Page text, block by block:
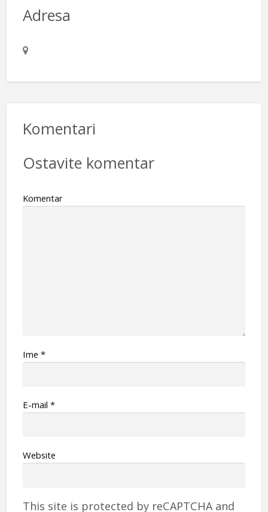
Adresa
Komentari
Ostavite komentar
Komentar
Ime *
Е-mail *
Website
This site is protected by reCAPTCHA and